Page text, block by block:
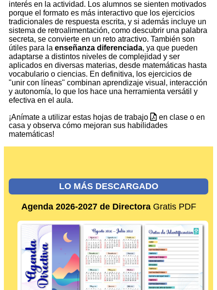
interés en la actividad. Los alumnos se sienten motivados
porque el formato es más interactivo que los ejercicios
tradicionales de respuesta escrita, y si además incluye un
sistema de retroalimentación, como descubrir una palabra
secreta, se convierte en un reto atractivo. También son
útiles para la enseñanza diferenciada, ya que pueden
adaptarse a distintos niveles de complejidad y ser
aplicados en diversas materias, desde matemáticas hasta
vocabulario o ciencias. En definitiva, los ejercicios de
"unir con líneas" combinan aprendizaje visual, interacción
y autonomía, lo que los hace una herramienta versátil y
efectiva en el aula.
¡Anímate a utilizar estas hojas de trabajo
en clase o en
casa y observa cómo mejoran sus habilidades
matemáticas!
LO MÁS DESCARGADO
Agenda 2026-2027 de DirectoraGratis PDF